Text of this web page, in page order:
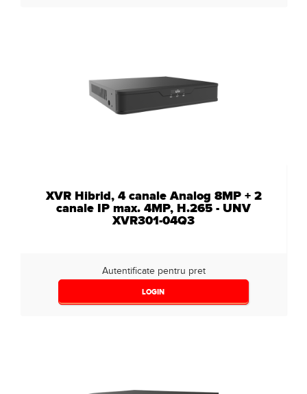
XVR Hibrid, 4 canale Analog 8MP + 2
canale IP max. 4MP, H.265 - UNV
XVR301-04Q3
Autentificate pentru pret
LOGIN